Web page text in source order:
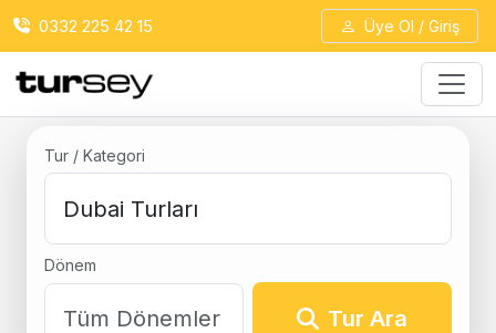
0332 225 42 15 Üye Ol / Giriş
Tur / Kategori
Dönem
Tur Ara